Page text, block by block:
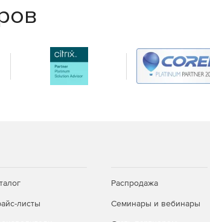
листы
Распродажа
Семинары и вебинары